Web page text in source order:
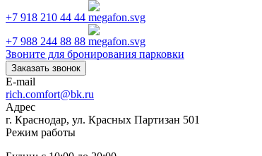
+7 918 210 44 44
+7 988 244 88 88
Звоните для бронирования парковки
Заказать звонок
E-mail
rich.comfort@bk.ru
Адрес
г. Краснодар, ул. Красных Партизан 501
Режим работы